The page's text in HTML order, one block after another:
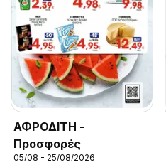
ΑΦΡΟΔΙΤΗ -
Προσφορές
05/08 - 25/08/2026